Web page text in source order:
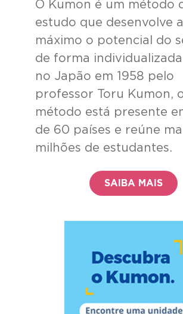
O Kumon é um método
estudo que desenvolve
máximo o potencial do
de forma
no Japão em 1958 pelo
professor Toru Kumon,
método está presente
de 60 países e reúne
milhões de estudantes.
SAIBA MAIS